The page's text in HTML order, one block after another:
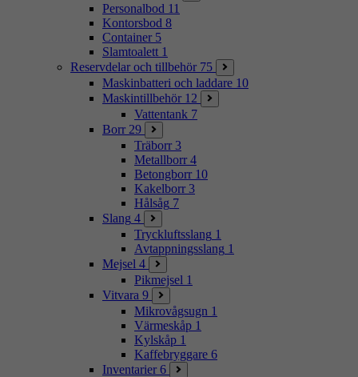
Personalbod 11
Kontorsbod 8
Container 5
Slamtoalett 1
Reservdelar och tillbehör 75
Maskinbatteri och laddare 10
Maskintillbehör 12
Vattentank 7
Borr 29
Träborr 3
Metallborr 4
Betongborr 10
Kakelborr 3
Hålsåg 7
Slang 4
Tryckluftsslang 1
Avtappningsslang 1
Mejsel 4
Pikmejsel 1
Vitvara 9
Mikrovågsugn 1
Värmeskåp 1
Kylskåp 1
Kaffebryggare 6
Inventarier 6